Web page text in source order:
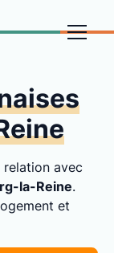
relation avec
la-Reine.
et